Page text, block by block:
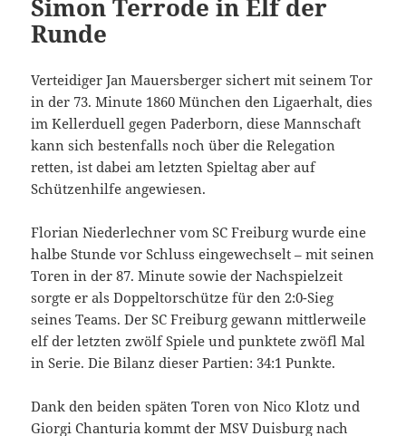
Simon Terrode in Elf der
Runde
Verteidiger Jan Mauersberger sichert mit seinem Tor
in der 73. Minute 1860 München den Ligaerhalt, dies
im Kellerduell gegen Paderborn, diese Mannschaft
kann sich bestenfalls noch über die Relegation
retten, ist dabei am letzten Spieltag aber auf
Schützenhilfe angewiesen.
Florian Niederlechner vom SC Freiburg wurde eine
halbe Stunde vor Schluss eingewechselt – mit seinen
Toren in der 87. Minute sowie der Nachspielzeit
sorgte er als Doppeltorschütze für den 2:0-Sieg
seines Teams. Der SC Freiburg gewann mittlerweile
elf der letzten zwölf Spiele und punktete zwöfl Mal
in Serie. Die Bilanz dieser Partien: 34:1 Punkte.
Dank den beiden späten Toren von Nico Klotz und
Giorgi Chanturia kommt der MSV Duisburg nach